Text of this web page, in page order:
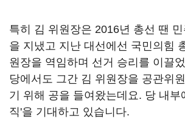
특히 김 위원장은 2016년 총선 땐
을 지냈고 지난 대선에선 국민의힘
원장을 역임하며 선거 승리를 이끌
당에서도 그간 김 위원장을 공관위
기 위해 공을 들여왔는데요. 당 내부
직'을 기대하고 있습니다.